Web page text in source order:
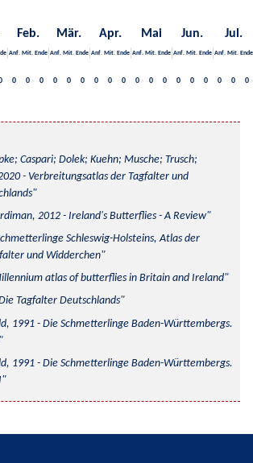
Feb. Mär. Apr. Mai Jun. Jul.
Anf. Mit. Ende Anf. Mit. Ende Anf. Mit. Ende Anf. Mit. Ende Anf. Mit. Ende Anf. Mit. Ende
0 0 0 0 0 0 0 0 0 0 0 0 0 0 0 0 0 0
Caspari; Dolek; Kuehn; Musche; Trusch;
- Verbreitungsatlas der Tagfalter und
2012 - Ireland's Butterflies - A Review
Schleswig-Holsteins, Atlas der
und Widderchen
atlas of butterflies in Britain and Ireland
Tagfalter Deutschlands
1991 - Die Schmetterlinge Baden-Württembergs.
1991 - Die Schmetterlinge Baden-Württembergs.